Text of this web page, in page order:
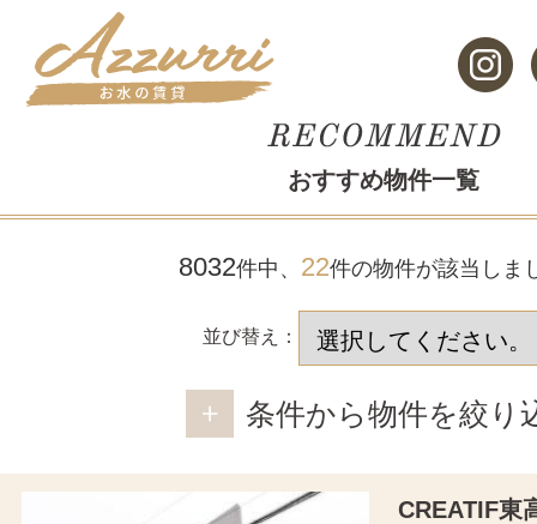
おすすめ物件一覧
8032件中、 22件の物件が該当しま
並び替え：
条件から物件を絞り
CREATIF東